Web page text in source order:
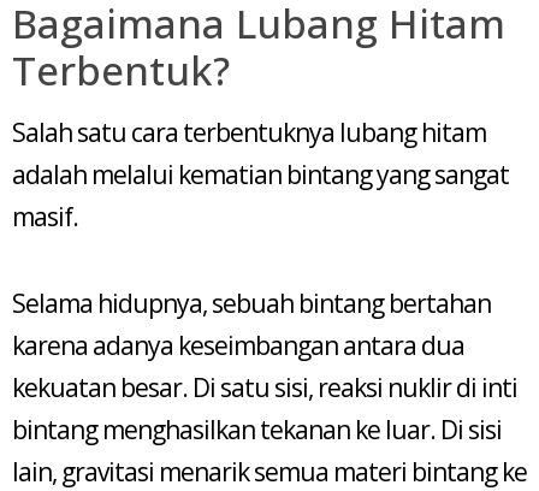
Bagaimana Lubang Hitam
Terbentuk?
Salah satu cara terbentuknya lubang hitam
adalah melalui kematian bintang yang sangat
masif.
Selama hidupnya, sebuah bintang bertahan
karena adanya keseimbangan antara dua
kekuatan besar. Di satu sisi, reaksi nuklir di inti
bintang menghasilkan tekanan ke luar. Di sisi
lain, gravitasi menarik semua materi bintang ke